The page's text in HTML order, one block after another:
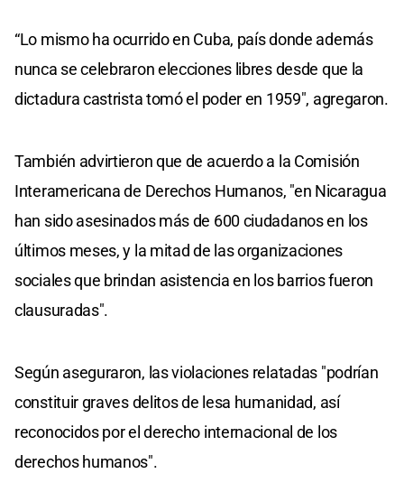
“Lo mismo ha ocurrido en Cuba, país donde además
nunca se celebraron elecciones libres desde que la
dictadura castrista tomó el poder en 1959", agregaron.
También advirtieron que de acuerdo a la Comisión
Interamericana de Derechos Humanos, "en Nicaragua
han sido asesinados más de 600 ciudadanos en los
últimos meses, y la mitad de las organizaciones
sociales que brindan asistencia en los barrios fueron
clausuradas".
Según aseguraron, las violaciones relatadas "podrían
constituir graves delitos de lesa humanidad, así
reconocidos por el derecho internacional de los
derechos humanos".